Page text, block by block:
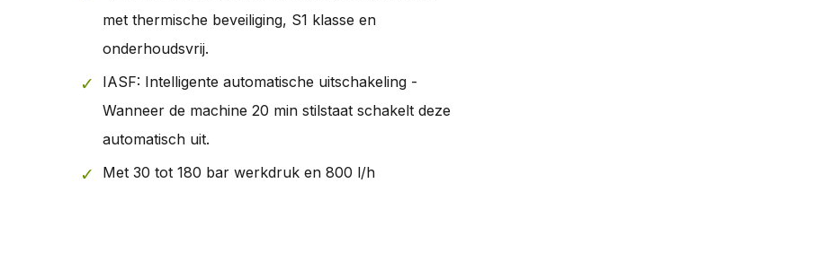
met thermische beveiliging, S1 klasse en
onderhoudsvrij.
IASF: Intelligente automatische uitschakeling -
Wanneer de machine 20 min stilstaat schakelt deze
automatisch uit.
Met 30 tot 180 bar werkdruk en 800 l/h